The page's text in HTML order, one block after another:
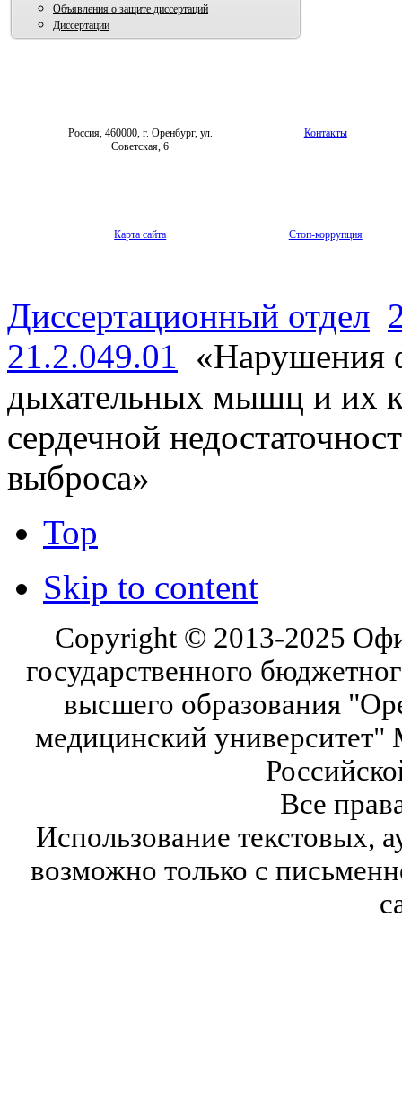
Объявления о защите диссертаций
Диссертации
Россия, 460000, г. Оренбург, ул.
Советская, 6
Контакты
Карта сайта Стоп-коррупция
Диссертационный отдел
21.2.049.01
«Нарушения
дыхательных мышц и их
сердечной
выброса»
Top
Skip to content
Copyright © 2013-2025
государственного
высшего образования
медицинский университет"
Все
Использование текстовых,
возможно только с